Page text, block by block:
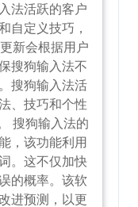
法活跃的客户
自定义技巧，
新会根据用户
搜狗输入法不
搜狗输入法活
、技巧和个性
搜狗输入法的
，该功能利用
。这不仅加快
的概率。该软
进预测，以更